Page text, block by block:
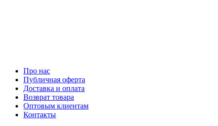
Про нас
Публичная оферта
Доставка и оплата
Возврат товара
Оптовым клиентам
Контакты